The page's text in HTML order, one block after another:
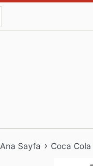
Ana Sayfa › Coca